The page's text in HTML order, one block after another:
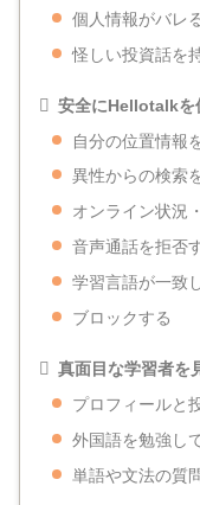
個人情報がバレ
怪しい投資話を
安全にHellotalkを
自分の位置情報
異性からの検索
オンライン状況
音声通話を拒否
学習言語が一致
ブロックする
真面目な学習者を
プロフィールと
外国語を勉強し
単語や文法の質